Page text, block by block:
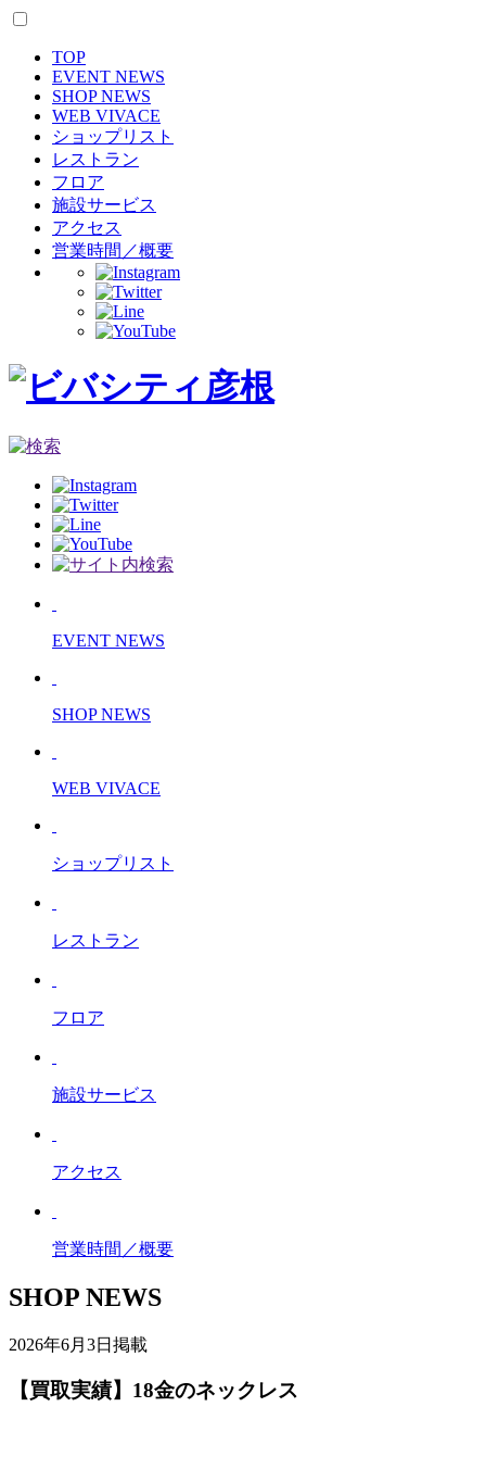
TOP
EVENT NEWS
SHOP NEWS
WEB VIVACE
ショップリスト
レストラン
フロア
施設サービス
アクセス
営業時間／概要
EVENT NEWS
SHOP NEWS
WEB VIVACE
ショップリスト
レストラン
フロア
施設サービス
アクセス
営業時間／概要
SHOP NEWS
2026年6月3日掲載
【買取実績】18金のネックレス